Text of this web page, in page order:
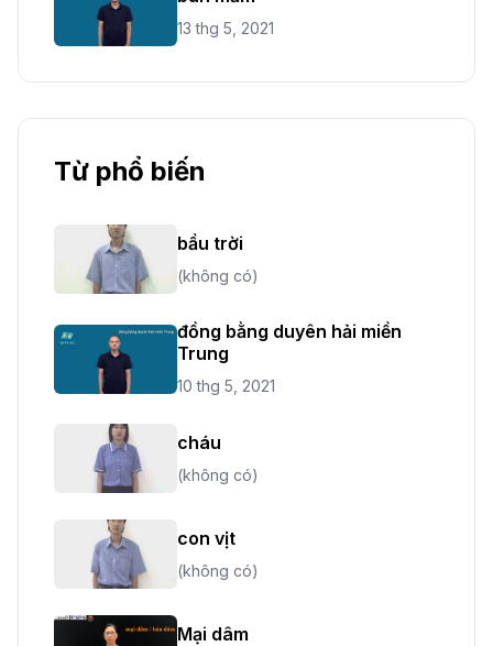
13 thg 5, 2021
Từ phổ biến
bầu trời
(không có)
đồng bằng duyên hải miền
Trung
10 thg 5, 2021
cháu
(không có)
con vịt
(không có)
Mại dâm